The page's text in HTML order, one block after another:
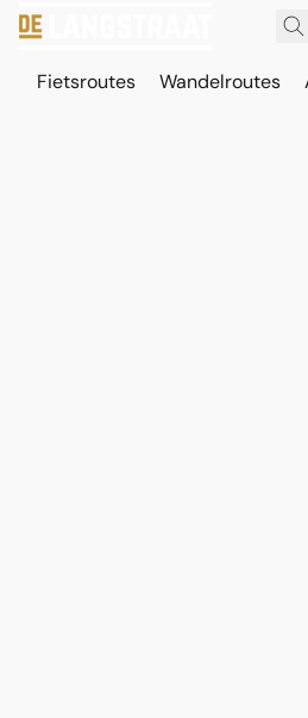
Fietsroutes Wandelroutes